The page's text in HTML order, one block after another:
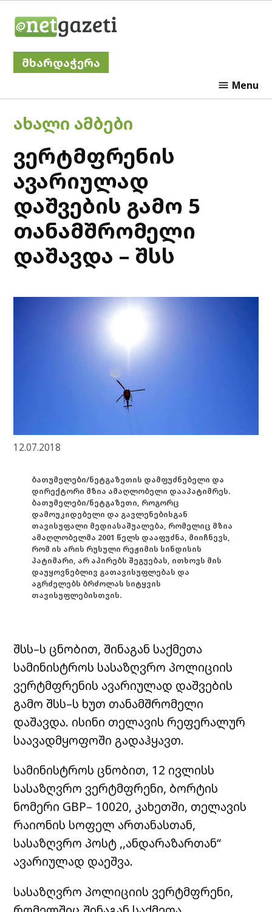
მხარდაჭერა
Menu
POSTED
ᲐᲮᲐᲚᲘ ᲐᲛᲑᲔᲑᲘ
ვერტმფრენის
ავარიულად
დაშვების გამო 5
თანამშრომელი
დაშავდა – შსს
12.07.2018
ბათუმელები/ნეტგაზეთის დამფუძნებელი და
დირექტორი მზია ამაღლობელი დააპატიმრეს.
ბათუმელები/ნეტგაზეთი, როგორც
დამოუკიდებელი და გავლენებისგან
თავისუფალი მედიასაშუალება, რომელიც მზია
ამაღლობელმა 2001 წელს დააფუძნა, მიიჩნევს,
რომ ის არის რუსული რეჟიმის სინდისის
პატიმარი, არ აპირებს შეგუებას, ითხოვს მის
დაუყოვნებლივ გათავისუფლებას და
აგრძელებს ბრძოლას სიტყვის
თავისუფლებისთვის.
შსს–ს ცნობით, შინაგან საქმეთა
სამინისტროს სასაზღვრო პოლიციის
ვერტმფრენის ავარიულად დაშვების
გამო შსს–ს ხუთ თანამშრომელი
დაშავდა. ისინი თელავის რეფერალურ
საავადმყოფოში გადაჰყავთ.
სამინისტროს ცნობით, 12 ივლისს
სასაზღვრო ვერტმფრენი, ბორტის
ნომერი GBP– 10020, კახეთში, თელავის
რაიონის სოფელ ართანასთან,
სასაზღვრო პოსტ ,,ანდარაზართან“
ავარიულად დაეშვა.
სასაზღვრო პოლიციის ვერტმფრენი,